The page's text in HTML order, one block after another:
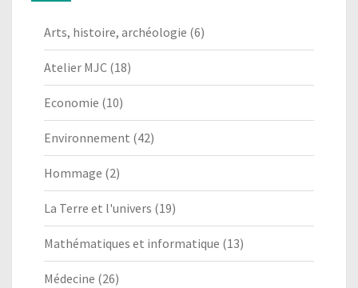
Arts, histoire, archéologie (6)
Atelier MJC (18)
Economie (10)
Environnement (42)
Hommage (2)
La Terre et l'univers (19)
Mathématiques et informatique (13)
Médecine (26)